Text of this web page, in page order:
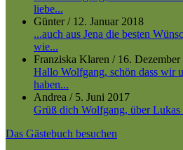
liebe...
Günter/ 12. Januar 2018
...auch aus Jena die besten
wie...
Franziska Klaren / 16. Dezember
Hallo Wolfgang, schön dass wir
haben...
Andrea / 5. Juni 2017
Grüß dich Wolfgang, über
Das Gästebuch besuchen